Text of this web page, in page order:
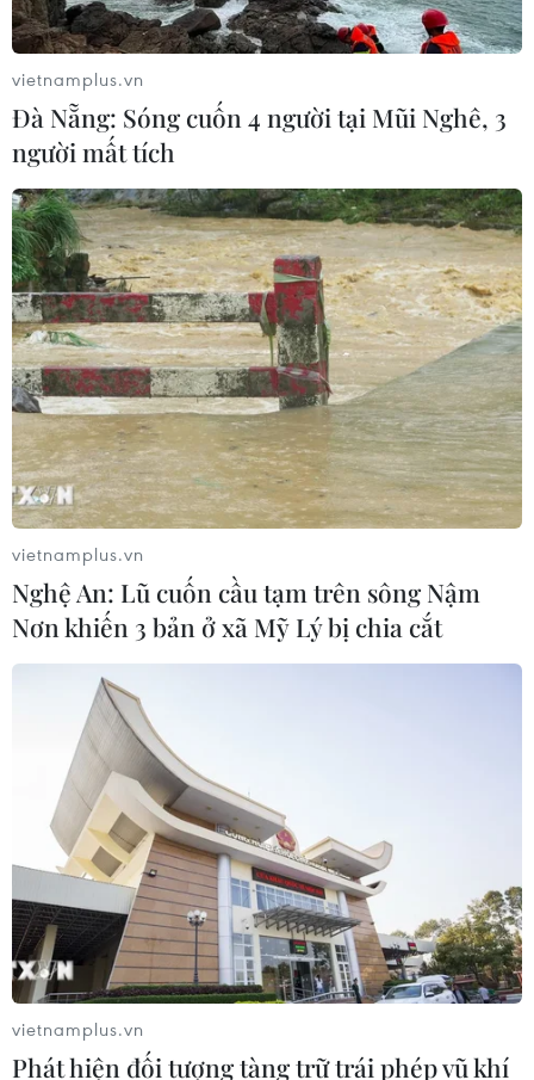
vietnamplus.vn
Đà Nẵng: Sóng cuốn 4 người tại Mũi Nghê, 3
người mất tích
vietnamplus.vn
Nghệ An: Lũ cuốn cầu tạm trên sông Nậm
Nơn khiến 3 bản ở xã Mỹ Lý bị chia cắt
vietnamplus.vn
Phát hiện đối tượng tàng trữ trái phép vũ khí